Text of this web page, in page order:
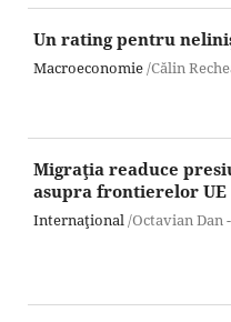
Un rating pentru
Macroeconomie/Călin
Migraţia readuce
asupra frontierelor UE
Internaţional/Octavian Dan -